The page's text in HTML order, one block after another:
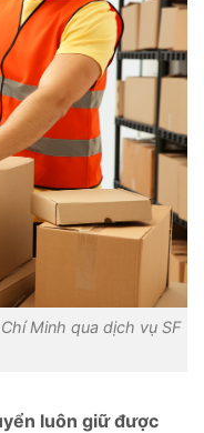
Minh qua dịch vụ SF
luôn giữ được